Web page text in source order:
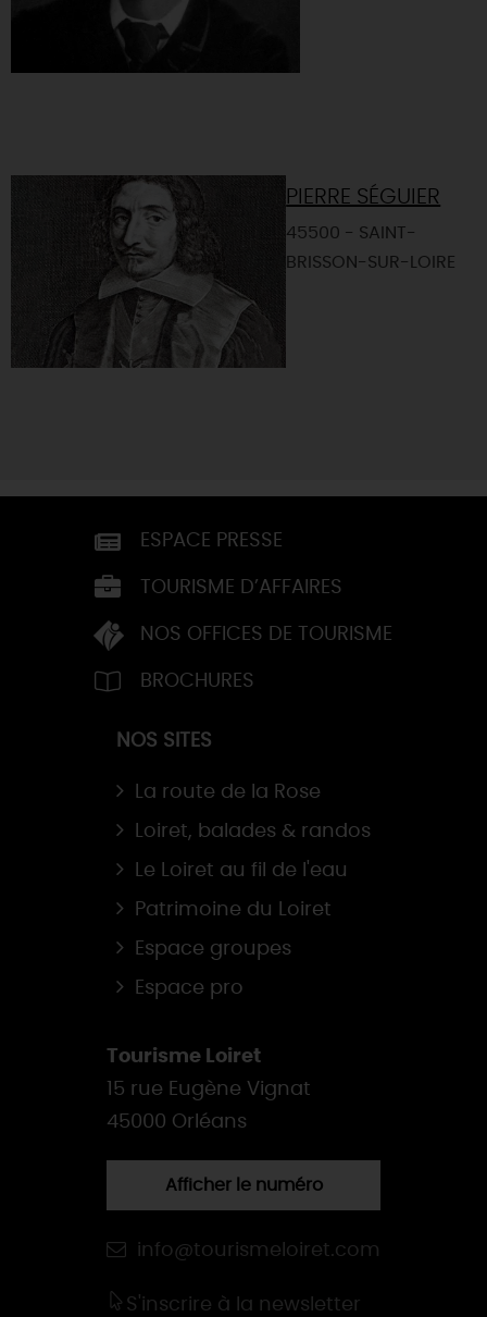
PIERRE SÉGUIER
45500 - SAINT-
BRISSON-SUR-LOIRE
ESPACE PRESSE
TOURISME D’AFFAIRES
NOS OFFICES DE TOURISME
BROCHURES
NOS SITES
La route de la Rose
Loiret, balades & randos
Le Loiret au fil de l'eau
Patrimoine du Loiret
Espace groupes
Espace pro
Tourisme Loiret
15 rue Eugène Vignat
45000 Orléans
Afficher le numéro
info@tourismeloiret.com
S'inscrire à la newsletter